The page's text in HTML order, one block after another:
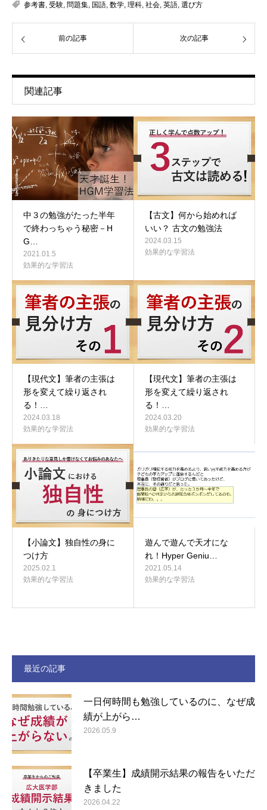
参考書, 受験, 問題集, 国語, 数学, 理科, 社会, 英語, 選び方
前の記事 次の記事
関連記事
中３の勉強がたった半年
で終わっちゃう秘密－H
G…
2021.01.5
効果的な学習法
【古文】何から始めれば
いい？ 古文の勉強法
2024.03.15
効果的な学習法
【現代文】筆者の主張は
形を変えて繰り返され
る！…
2024.03.18
効果的な学習法
【現代文】筆者の主張は
形を変えて繰り返され
る！…
2024.03.20
効果的な学習法
【小論文】独自性の身に
つけ方
2025.02.1
効果的な学習法
遊んで遊んで天才にな
れ！Hyper Geniu…
2021.05.14
効果的な学習法
最近の記事
一日何時間も勉強しているのに、なぜ成
績が上がら…
2026.05.9
【卒業生】成績開示結果の報告をいただ
きました
2026.04.22